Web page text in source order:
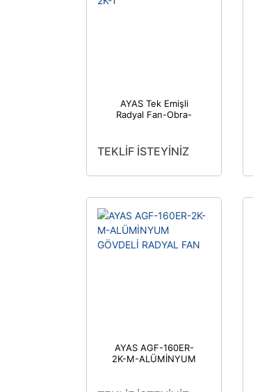
AYAS Tek Emişli
Radyal Fan-Obra-
TEKLİF İSTEYİNİZ
AYAS AGF-160ER-
2K-M-ALÜMİNYUM